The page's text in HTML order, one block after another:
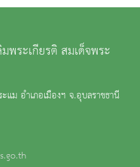
พระเกียรติ สมเด็จพระ
แม อำเภอเมืองฯ จ.อุบลราชธานี